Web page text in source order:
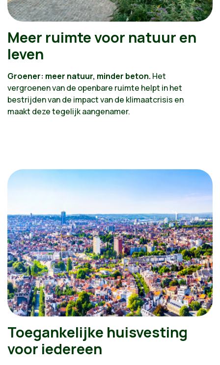
Meer ruimte voor natuur en
leven
Groener: meer natuur, minder beton. Het
vergroenen van de openbare ruimte helpt in het
bestrijden van de impact van de klimaatcrisis en
maakt deze tegelijk aangenamer.
Toegankelijke huisvesting
voor iedereen